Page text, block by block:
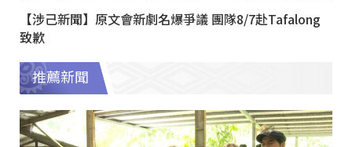
【涉己新聞】原文會新劇名爆爭議 團隊8/7赴Tafalong
致歉
推薦新聞